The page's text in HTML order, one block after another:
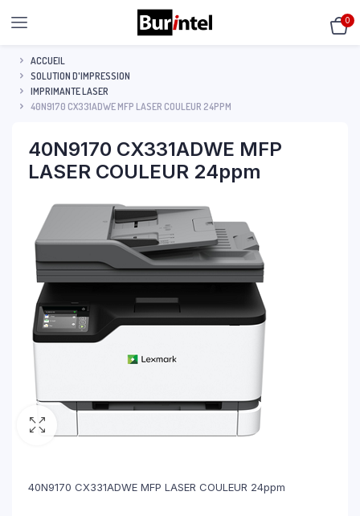
0
ACCUEIL
SOLUTION D'IMPRESSION
IMPRIMANTE LASER
40N9170 CX331ADWE MFP LASER COULEUR 24PPM
40N9170 CX331ADWE MFP
LASER COULEUR 24ppm
40N9170 CX331ADWE MFP LASER COULEUR 24ppm